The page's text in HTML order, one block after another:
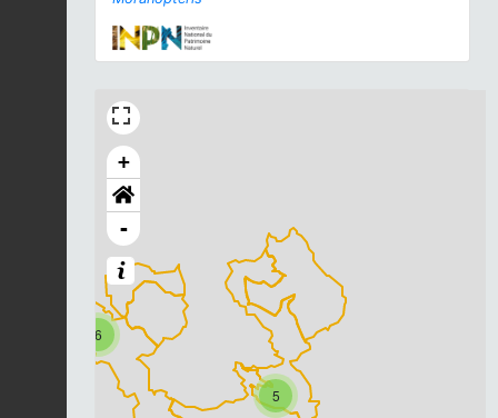
6
5
+
-